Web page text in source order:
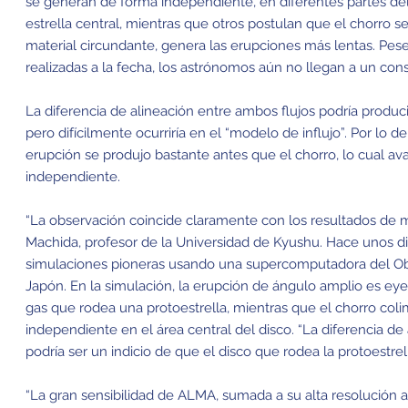
estrella central, mientras que otros postulan que el chorro
material circundante, genera las erupciones más lentas.
realizadas a la fecha, los astrónomos aún no llegan a un
La diferencia de alineación entre ambos flujos podría
pero difícilmente ocurriría en el “modelo de influjo”. Por lo
erupción se produjo bastante antes que el chorro, lo cual
independiente.
“La observación coincide claramente con los resultados de
Machida, profesor de la Universidad de Kyushu. Hace unos
simulaciones pioneras usando una supercomputadora del
Japón. En la simulación, la erupción de ángulo amplio es
gas que rodea una protoestrella, mientras que el chorro
independiente en el área central del disco. “La diferencia
podría ser un indicio de que el disco que rodea la
“La gran sensibilidad de ALMA, sumada a su alta resolución